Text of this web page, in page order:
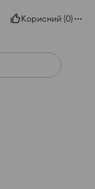
Корисний (0)